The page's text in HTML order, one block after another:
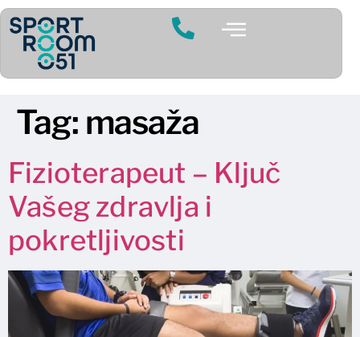
Tag: masaža
Fizioterapeut – Ključ
Vašeg zdravlja i
pokretljivosti